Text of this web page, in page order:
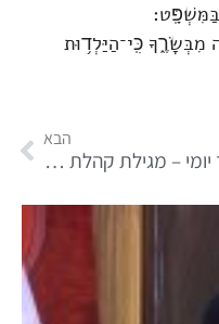
כִּֽי־הַיַּלְד֥וּת
הבא
נ"ך יומי – מגילת קהלת פרק יב